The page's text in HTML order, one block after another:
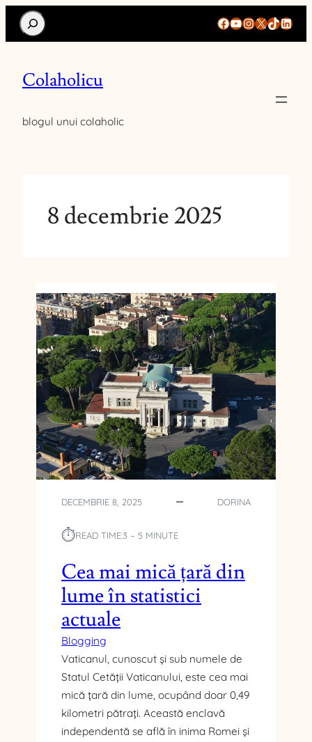
Search Facebook
YouTube
Instagram
X TikTok
Colaholicu
blogul unui colaholic
8 decembrie 2025
DECEMBRIE 8, 2025 DORINA
⏱︎READ TIME:3 – 5 MINUTE
Cea mai mică țară din
lume în statistici
actuale
Blogging
Vaticanul, cunoscut și sub numele de
Statul Cetății Vaticanului, este cea mai
mică țară din lume, ocupând doar 0,49
kilometri pătrați. Această enclavă
independentă se află în inima Romei și